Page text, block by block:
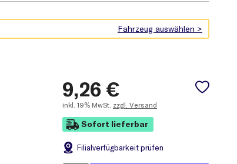
9,26 €
inkl. 19% MwSt. zzgl. Versand
Sofort lieferbar
Filialverfügbarkeit prüfen